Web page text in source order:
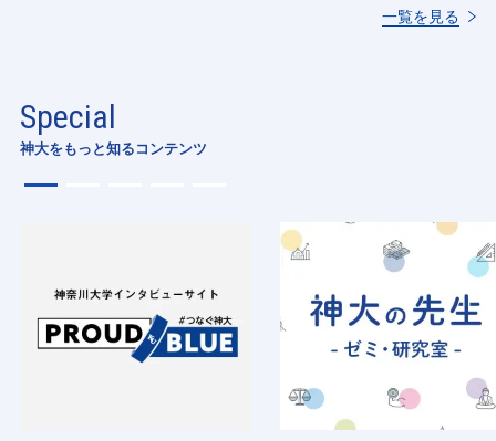
一覧を見る
Special
神大をもっと知るコンテンツ